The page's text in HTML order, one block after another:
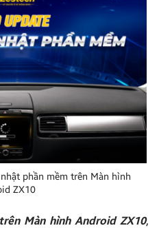
phần mềm trên Màn hình
ZX10
Màn hình Android ZX10,